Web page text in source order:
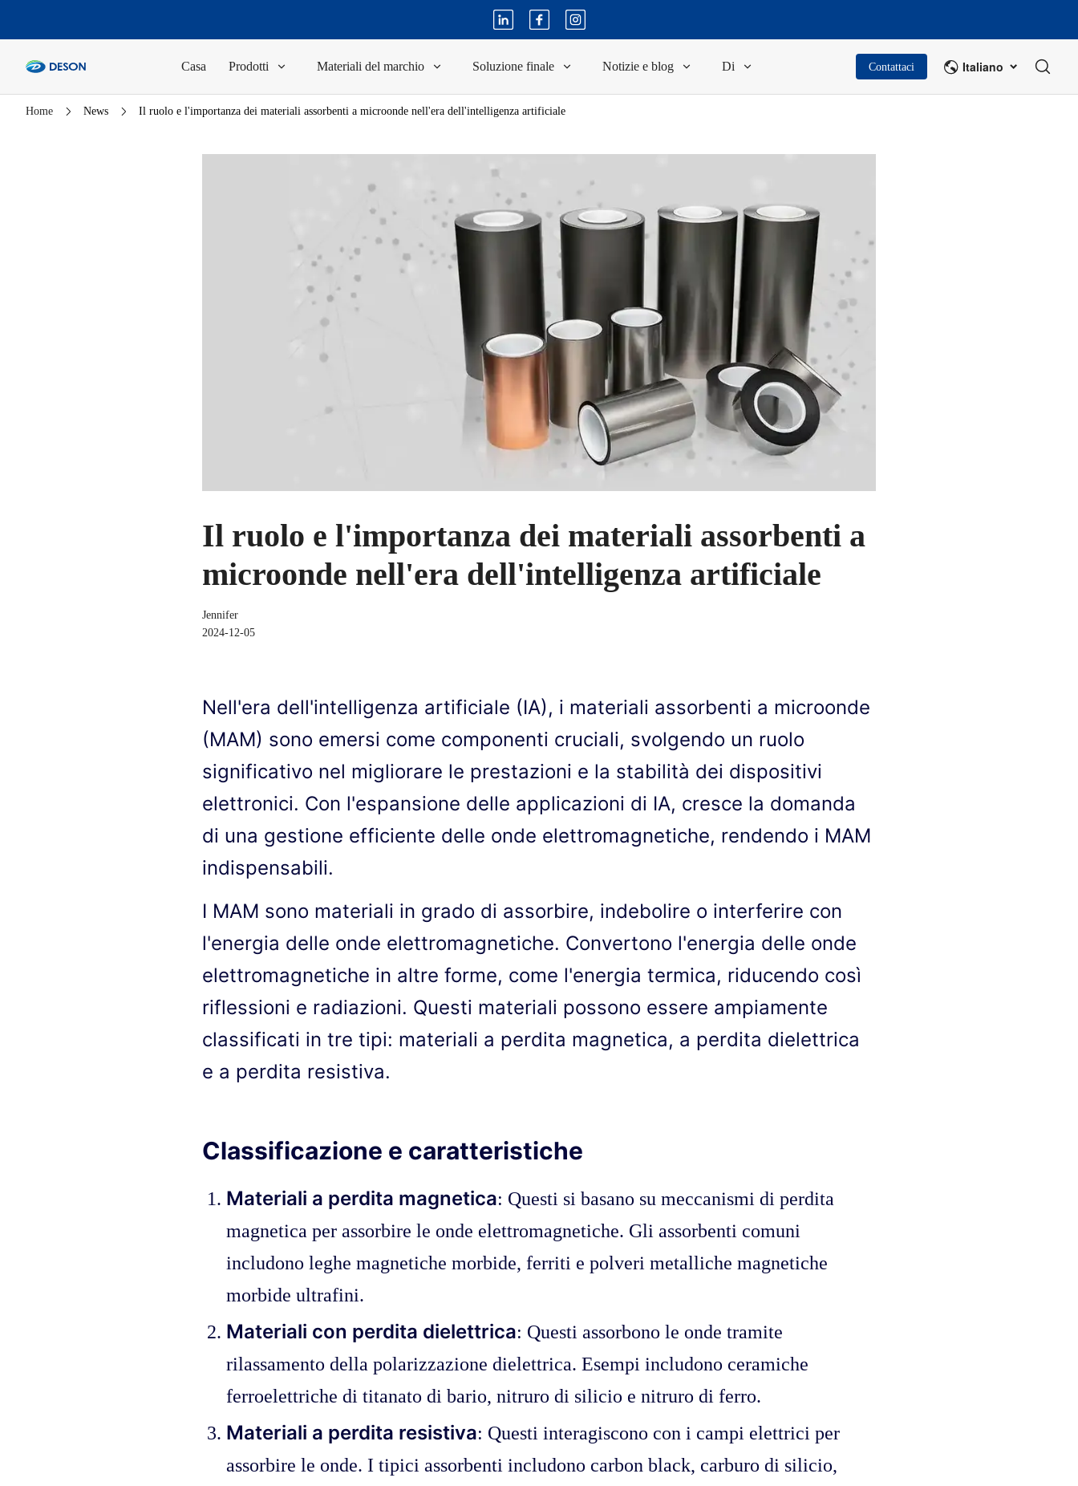
Casa Prodotti Materiali del marchio Soluzione finale Notizie e blog Di Contattaci Italiano
Home News Il ruolo e l'importanza dei materiali assorbenti a microonde nell'era dell'intelligenza artificiale
Il ruolo e l'importanza dei materiali assorbenti a
microonde nell'era dell'intelligenza artificiale
Jennifer
2024-12-05
Nell'era dell'intelligenza artificiale (IA), i materiali assorbenti a microonde
(MAM) sono emersi come componenti cruciali, svolgendo un ruolo
significativo nel migliorare le prestazioni e la stabilità dei dispositivi
elettronici. Con l'espansione delle applicazioni di IA, cresce la domanda
di una gestione efficiente delle onde elettromagnetiche, rendendo i MAM
indispensabili.
I MAM sono materiali in grado di assorbire, indebolire o interferire con
l'energia delle onde elettromagnetiche. Convertono l'energia delle onde
elettromagnetiche in altre forme, come l'energia termica, riducendo così
riflessioni e radiazioni. Questi materiali possono essere ampiamente
classificati in tre tipi: materiali a perdita magnetica, a perdita dielettrica
e a perdita resistiva.
Classificazione e caratteristiche
Materiali a perdita magnetica: Questi si basano su meccanismi di perdita
magnetica per assorbire le onde elettromagnetiche. Gli assorbenti comuni
includono leghe magnetiche morbide, ferriti e polveri metalliche magnetiche
morbide ultrafini.
Materiali con perdita dielettrica: Questi assorbono le onde tramite
rilassamento della polarizzazione dielettrica. Esempi includono ceramiche
ferroelettriche di titanato di bario, nitruro di silicio e nitruro di ferro.
Materiali a perdita resistiva: Questi interagiscono con i campi elettrici per
assorbire le onde. I tipici assorbenti includono carbon black, carburo di silicio,